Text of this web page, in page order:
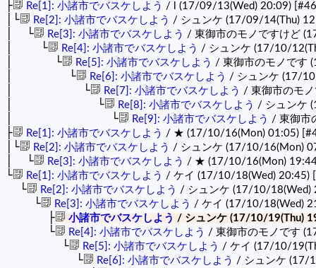
├ Re[1]: 小諸市でバスケしよう / l (17/09/13(Wed) 20:09)
│└ Re[2]: 小諸市でバスケしよう / シュンケ (17/09/14(Thu)
│ └ Re[3]: 小諸市でバスケしよう / 東御市のモノですけど
│ └ Re[4]: 小諸市でバスケしよう / シュンケ (17/10/
│ └ Re[5]: 小諸市でバスケしよう / 東御市のモノです
│ └ Re[6]: 小諸市でバスケしよう / シュンケ (17/
│ └ Re[7]: 小諸市でバスケしよう / 東御市のモ
│ └ Re[8]: 小諸市でバスケしよう / シュンケ
│ └ Re[9]: 小諸市でバスケしよう / 東御市
├ Re[1]: 小諸市でバスケしよう / ★ (17/10/16(Mon) 01:05)
│└ Re[2]: 小諸市でバスケしよう / シュンケ (17/10/16(Mon)
│ └ Re[3]: 小諸市でバスケしよう / ★ (17/10/16(Mon)
└ Re[1]: 小諸市でバスケしよう / ケイ (17/10/18(Wed) 20:45)
└ Re[2]: 小諸市でバスケしよう / シュンケ (17/10/18(Wed)
└ Re[3]: 小諸市でバスケしよう / ケイ (17/10/18(Wed)
├ 小諸市でバスケしよう / シュンケ (17/10/19(Thu)
└ Re[4]: 小諸市でバスケしよう / 東御市のモノです
└ Re[5]: 小諸市でバスケしよう / ケイ (17/10/
└ Re[6]: 小諸市でバスケしよう / シュンケ (17/